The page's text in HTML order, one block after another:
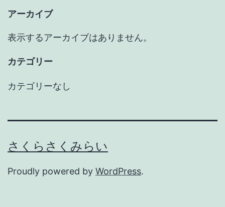
アーカイブ
表示するアーカイブはありません。
カテゴリー
カテゴリーなし
さくらさくみらい
Proudly powered by WordPress.